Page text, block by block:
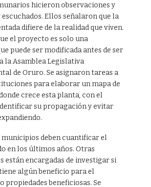
hicieron observaciones y
Ellos señalaron que la
difiere de la realidad que viven.
el proyecto es solo una
puede ser modificada antes de ser
la Asamblea Legislativa
de Oruro. Se asignaron tareas a
para elaborar un mapa de
crece esta planta, con el
su propagación y evitar
municipios deben cuantificar el
en los últimos años. Otras
están encargadas de investigar si
algún beneficio para el
propiedades beneficiosas. Se